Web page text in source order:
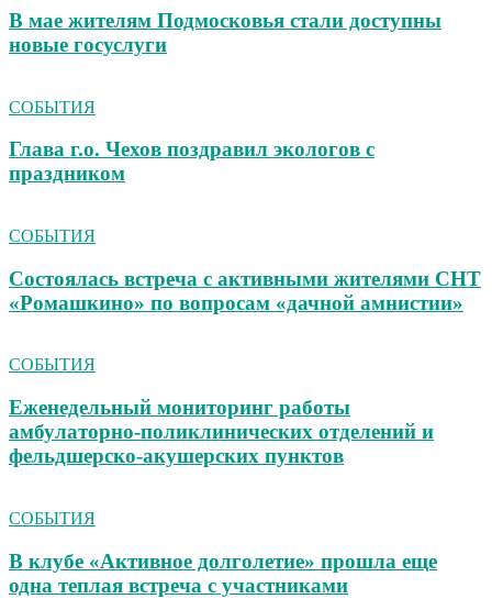
В мае жителям Подмосковья стали доступны
новые госуслуги
СОБЫТИЯ
Глава г.о. Чехов поздравил экологов с
праздником
СОБЫТИЯ
Состоялась встреча с активными жителями СНТ
«Ромашкино» по вопросам «дачной амнистии»
СОБЫТИЯ
Еженедельный мониторинг работы
амбулаторно‑поликлинических отделений и
фельдшерско‑акушерских пунктов
СОБЫТИЯ
В клубе «Активное долголетие» прошла еще
одна теплая встреча с участниками